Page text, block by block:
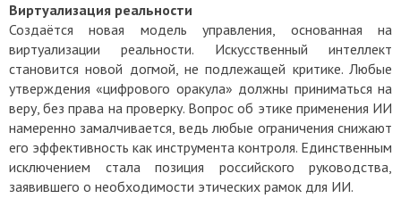
Виртуализация реальности
Создаётся новая модель управления, основанная на
виртуализации реальности. Искусственный интеллект
становится новой догмой, не подлежащей критике. Любые
утверждения «цифрового оракула» должны приниматься на
веру, без права на проверку. Вопрос об этике применения ИИ
намеренно замалчивается, ведь любые ограничения снижают
его эффективность как инструмента контроля. Единственным
исключением стала позиция российского руководства,
заявившего о необходимости этических рамок для ИИ.